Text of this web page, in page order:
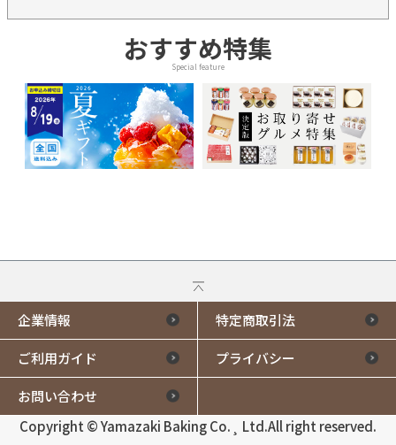
おすすめ特集
Special feature
企業情報 特定商取引法
ご利用ガイド プライバシー
お問い合わせ
Copyright © Yamazaki Baking Co.¸ Ltd.All right reserved.